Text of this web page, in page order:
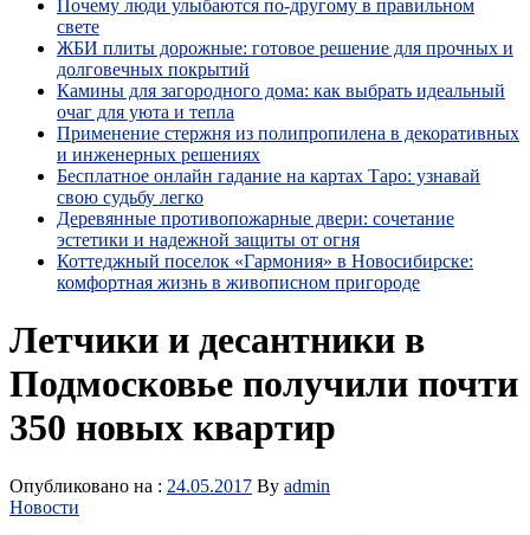
Почему люди улыбаются по‑другому в правильном
свете
ЖБИ плиты дорожные: готовое решение для прочных и
долговечных покрытий
Камины для загородного дома: как выбрать идеальный
очаг для уюта и тепла
Применение стержня из полипропилена в декоративных
и инженерных решениях
Бесплатное онлайн гадание на картах Таро: узнавай
свою судьбу легко
Деревянные противопожарные двери: сочетание
эстетики и надежной защиты от огня
Коттеджный поселок «Гармония» в Новосибирске:
комфортная жизнь в живописном пригороде
Летчики и десантники в
Подмосковье получили почти
350 новых квартир
Опубликовано на : 24.05.2017 By admin
Новости